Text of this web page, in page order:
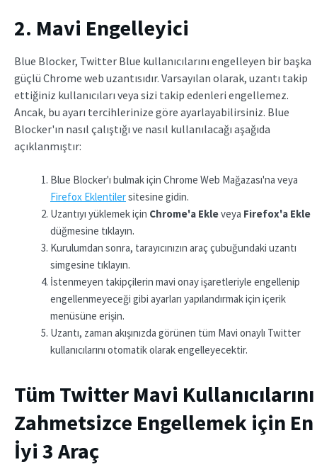
2. Mavi Engelleyici
Blue Blocker, Twitter Blue kullanıcılarını engelleyen bir başka
güçlü Chrome web uzantısıdır. Varsayılan olarak, uzantı takip
ettiğiniz kullanıcıları veya sizi takip edenleri engellemez.
Ancak, bu ayarı tercihlerinize göre ayarlayabilirsiniz. Blue
Blocker'ın nasıl çalıştığı ve nasıl kullanılacağı aşağıda
açıklanmıştır:
Blue Blocker'ı bulmak için Chrome Web Mağazası'na veya
Firefox Eklentilersitesine gidin.
Uzantıyı yüklemek için Chrome'a Ekleveya Firefox'a Ekle
düğmesine tıklayın.
Kurulumdan sonra, tarayıcınızın araç çubuğundaki uzantı
simgesine tıklayın.
İstenmeyen takipçilerin mavi onay işaretleriyle engellenip
engellenmeyeceği gibi ayarları yapılandırmak için içerik
menüsüne erişin.
Uzantı, zaman akışınızda görünen tüm Mavi onaylı Twitter
kullanıcılarını otomatik olarak engelleyecektir.
Tüm Twitter Mavi Kullanıcılarını
Zahmetsizce Engellemek için En
İyi 3 Araç